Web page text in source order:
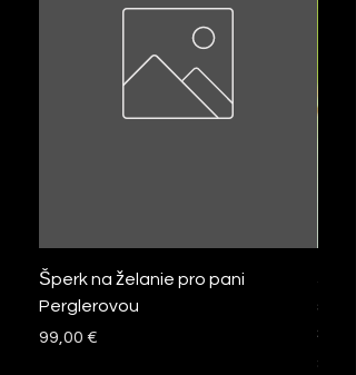
Šperk na želanie pro pani
Perglerovou
Cena
99,00 €
Cena